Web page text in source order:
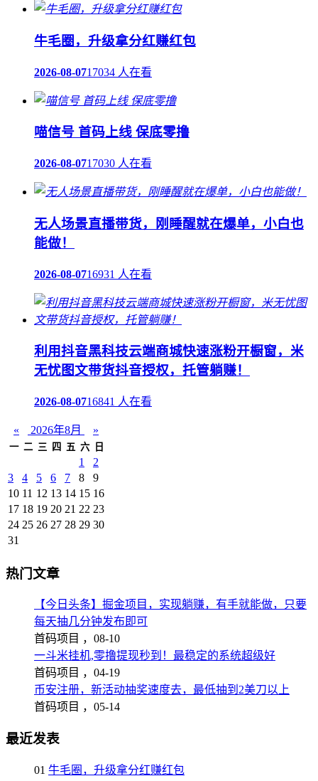
牛毛圈，升级拿分红赚红包
2026-08-0717034 人在看
喵信号 首码上线 保底零撸
2026-08-0717030 人在看
无人场景直播带货，刚睡醒就在爆单，小白也
能做！
2026-08-0716931 人在看
利用抖音黑科技云端商城快速涨粉开橱窗，米
无忧图文带货抖音授权，托管躺赚！
2026-08-0716841 人在看
« 2026年8月 »
一 二 三 四 五 六 日
1
2
3
4 5 6 7 8
9
10 11 12 13 14 15 16
17 18 19 20 21 22 23
24 25 26 27 28 29 30
31
热门文章
【今日头条】掘金项目，实现躺赚，有手就能做，只要
每天抽几分钟发布即可
首码项目 ， 08-10
一斗米挂机,零撸提现秒到！最稳定的系统超级好
首码项目 ， 04-19
币安注册，新活动抽奖速度去，最低抽到2美刀以上
首码项目 ， 05-14
最近发表
01 牛毛圈，升级拿分红赚红包